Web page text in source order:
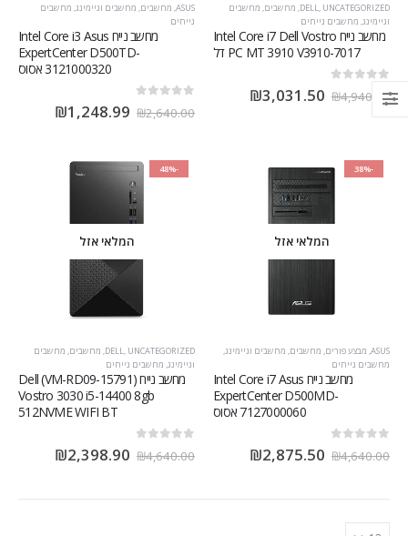
DELL, UNCATEGORIZED
, מחשבים, מחשבים
וגיימינג, מחשבים נייחים
מחשב נייח Intel Core i7 Dell Vostro
PC MT 3910 V3910-7017 דל
₪4,940.00
₪3,031.50
ASUS
, מחשבים, מחשבים וגיימינג, מחשבים
נייחים
מחשב נייח Intel Core i3 Asus
ExpertCenter D500TD-
3121000320 אסוס
₪2,640.00
₪1,248.99
-38%
המלאי אזל
ASUS
, מבצע פורים, מחשבים, מחשבים וגיימינג,
מחשבים נייחים
מחשב נייח Intel Core i7 Asus
ExpertCenter D500MD-
7127000060 אסוס
₪4,640.00
₪2,875.50
-48%
המלאי אזל
DELL, UNCATEGORIZED
, מחשבים, מחשבים
וגיימינג, מחשבים נייחים
מחשב נייח (VM-RD09-15791) Dell
Vostro 3030 i5-14400 8gb
512NVME WIFI BT
₪4,640.00
₪2,398.90